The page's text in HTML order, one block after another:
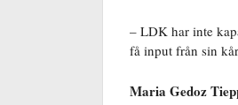
– LDK har inte
få input från sin
Maria Gedoz